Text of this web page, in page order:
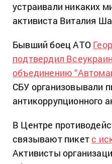
устраивали никаких
активиста Виталия
Бывший боец АТО
подтвердил
объединению
СБУ организовывали
антикоррупционного
В Центре
связывают пикет с
Активисты